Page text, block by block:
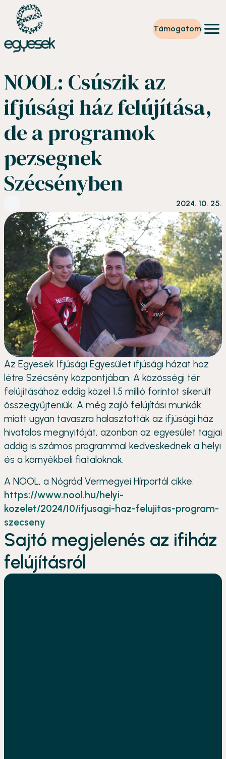
Támogatom
Önkéntesség
Szintet lépek
Tevékenységeink
Rólunk
Partnerek
Adományzóna
HU
NOOL: Csúszik az
ifjúsági ház felújítása,
de a programok
pezsegnek
Szécsényben
2024. 10. 25.
Az Egyesek Ifjúsági Egyesület ifjúsági házat hoz
létre Szécsény központjában. A közösségi tér
felújításához eddig közel 1,5 millió forintot sikerült
összegyűjteniük. A még zajló felújítási munkák
miatt ugyan tavaszra halasztották az ifjúsági ház
hivatalos megnyitóját, azonban az egyesület tagjai
addig is számos programmal kedveskednek a helyi
és a környékbeli fiataloknak.
A NOOL, a Nógrád Vermegyei Hírportál cikke:
https://www.nool.hu/helyi-
kozelet/2024/10/ifjusagi-haz-felujitas-program-
szecseny
Sajtó megjelenés az ifiház
felújításról